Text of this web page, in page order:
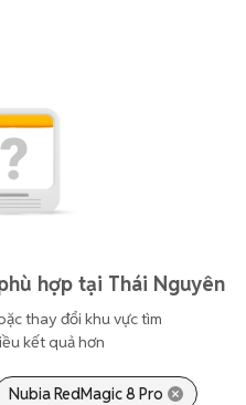
hợp tại Thái Nguyên
thay đổi khu vực tìm
kết quả hơn
Nubia RedMagic 8 Pro